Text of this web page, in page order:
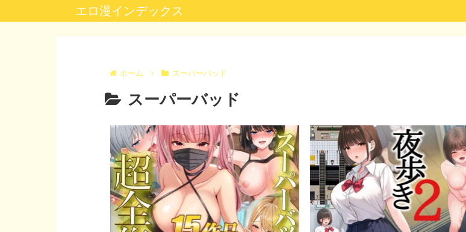
エロ漫インデックス
ホーム スーパーバッド
スーパーバッド